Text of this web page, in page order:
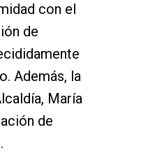
con el
de
Además, la
María
de